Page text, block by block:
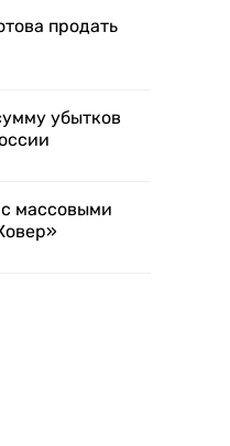
продать
убытков
массовыми